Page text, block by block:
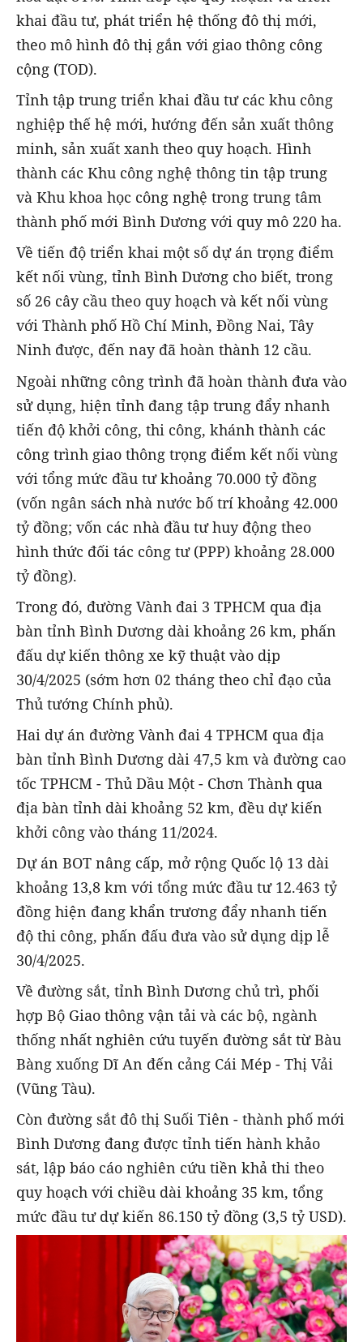
khai đầu tư, phát triển hệ thống đô thị mới,
theo mô hình đô thị gắn với giao thông công
cộng (TOD).
Tỉnh tập trung triển khai đầu tư các khu công
nghiệp thế hệ mới, hướng đến sản xuất thông
minh, sản xuất xanh theo quy hoạch. Hình
thành các Khu công nghệ thông tin tập trung
và Khu khoa học công nghệ trong trung tâm
thành phố mới Bình Dương với quy mô 220 ha.
Về tiến độ triển khai một số dự án trọng điểm
kết nối vùng, tỉnh Bình Dương cho biết, trong
số 26 cây cầu theo quy hoạch và kết nối vùng
với Thành phố Hồ Chí Minh, Đồng Nai, Tây
Ninh được, đến nay đã hoàn thành 12 cầu.
Ngoài những công trình đã hoàn thành đưa vào
sử dụng, hiện tỉnh đang tập trung đẩy nhanh
tiến độ khởi công, thi công, khánh thành các
công trình giao thông trọng điểm kết nối vùng
với tổng mức đầu tư khoảng 70.000 tỷ đồng
(vốn ngân sách nhà nước bố trí khoảng 42.000
tỷ đồng; vốn các nhà đầu tư huy động theo
hình thức đối tác công tư (PPP) khoảng 28.000
tỷ đồng).
Trong đó, đường Vành đai 3 TPHCM qua địa
bàn tỉnh Bình Dương dài khoảng 26 km, phấn
đấu dự kiến thông xe kỹ thuật vào dịp
30/4/2025 (sớm hơn 02 tháng theo chỉ đạo của
Thủ tướng Chính phủ).
Hai dự án đường Vành đai 4 TPHCM qua địa
bàn tỉnh Bình Dương dài 47,5 km và đường cao
tốc TPHCM - Thủ Dầu Một - Chơn Thành qua
địa bàn tỉnh dài khoảng 52 km, đều dự kiến
khởi công vào tháng 11/2024.
Dự án BOT nâng cấp, mở rộng Quốc lộ 13 dài
khoảng 13,8 km với tổng mức đầu tư 12.463 tỷ
đồng hiện đang khẩn trương đẩy nhanh tiến
độ thi công, phấn đấu đưa vào sử dụng dịp lễ
30/4/2025.
Về đường sắt, tỉnh Bình Dương chủ trì, phối
hợp Bộ Giao thông vận tải và các bộ, ngành
thống nhất nghiên cứu tuyến đường sắt từ Bàu
Bàng xuống Dĩ An đến cảng Cái Mép - Thị Vải
(Vũng Tàu).
Còn đường sắt đô thị Suối Tiên - thành phố mới
Bình Dương đang được tỉnh tiến hành khảo
sát, lập báo cáo nghiên cứu tiền khả thi theo
quy hoạch với chiều dài khoảng 35 km, tổng
mức đầu tư dự kiến 86.150 tỷ đồng (3,5 tỷ USD).